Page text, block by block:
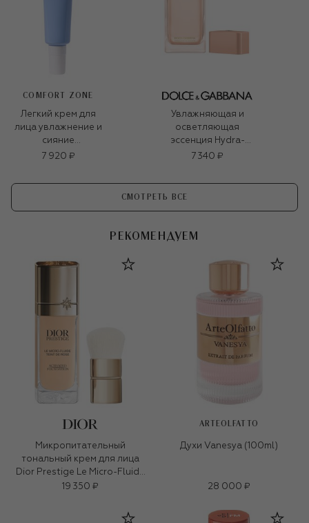
COMFORT ZONE
Легкий крем для
лица увлажнение и
сияние
Hydramemory (60ml)
7 920 ₽
Увлажняющая и
осветляющая
эссенция Hydra-
Dose HA Booster
7 340 ₽
СМОТРЕТЬ ВСЕ
РЕКОМЕНДУЕМ
Микропитательный
тональный крем для лица
Dior Prestige Le Micro-Fluide
Teint de Rose, оттенок 2N
19 350 ₽
ARTEOLFATTO
Духи Vanesya (100ml)
28 000 ₽